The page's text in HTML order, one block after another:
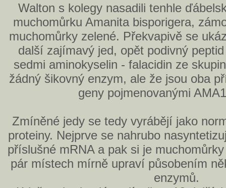
Walton s kolegy nasadili tenhle
muchomůrku Amanita bisporigera,
muchomůrky zelené. Překvapivě se
další zajímavý jed, opět podivný
sedmi aminokyselin - falacidin ze
žádný šikovný enzym, ale že jsou oba
geny pojmenovanými
Zmíněné jedy se tedy vyrábějí jako
proteiny. Nejprve se nahrubo
příslušné mRNA a pak si je
pár místech mírně upraví působením
enzymů.